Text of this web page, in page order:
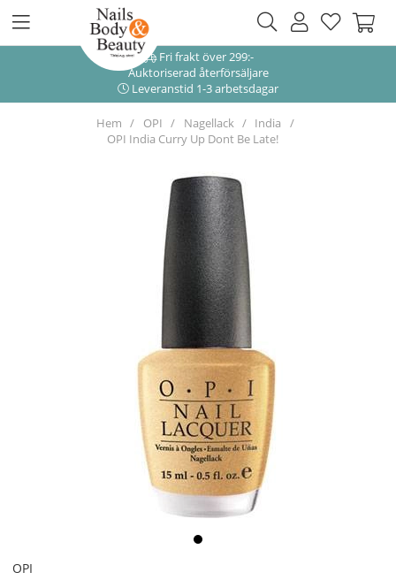
Fri frakt över 299:-
Auktoriserad återförsäljare
Leveranstid 1-3 arbetsdagar
Hem OPI Nagellack
India
OPI India Curry Up Dont Be Late!
OPI